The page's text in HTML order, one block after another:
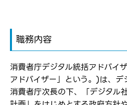
職務内容
消費者庁デジタル統括アドバイ
アドバイザー」という。)は、
消費者庁次長の下、「デジタル